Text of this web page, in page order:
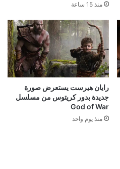
منذ 15 ساعة
رايان هيرست يستعرض صورة
جديدة بدور كريتوس من مسلسل
God of War
منذ يوم واحد